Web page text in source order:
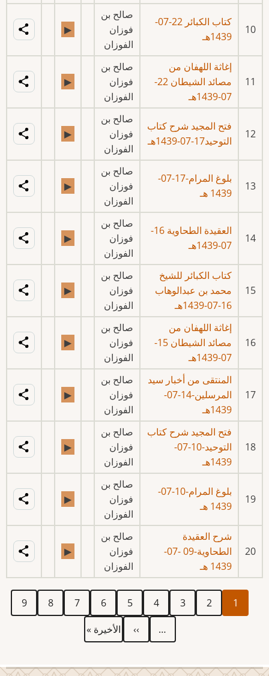
10
كتاب الكبائر 22-07-
1439هـ
صالح بن
فوزان
الفوزان
▶
11
إغاثة اللهفان من
مصائد الشيطان 22-
07-1439هـ
صالح بن
فوزان
الفوزان
▶
12
فتح المجيد شرح كتاب
التوحيد17-07-1439هـ
صالح بن
فوزان
الفوزان
▶
13
بلوغ المرام-17-07-
1439 هـ
صالح بن
فوزان
الفوزان
▶
14
العقيدة الطحاوية 16-
07-1439هـ
صالح بن
فوزان
الفوزان
▶
15
كتاب الكبائر للشيخ
محمد بن عبدالوهاب
16-07-1439هـ
صالح بن
فوزان
الفوزان
▶
16
إغاثة اللهفان من
مصائد الشيطان 15-
07-1439هـ
صالح بن
فوزان
الفوزان
▶
17
المنتقى من أخبار سيد
المرسلين-14-07-
1439هـ
صالح بن
فوزان
الفوزان
▶
18
فتح المجيد شرح كتاب
التوحيد-10-07-
1439هـ
صالح بن
فوزان
الفوزان
▶
19
بلوغ المرام-10-07-
1439 هـ
صالح بن
فوزان
الفوزان
▶
20
شرح العقيدة
الطحاوية-09 -07-
1439 هـ
صالح بن
فوزان
الفوزان
▶
Pagination
Current
page
1 الصفحة
2 الصفحة
3 الصفحة
4 الصفحة
5 الصفحة
6 الصفحة
7 الصفحة
8 الصفحة
9
…
page
››
Last
page
الأخيرة »